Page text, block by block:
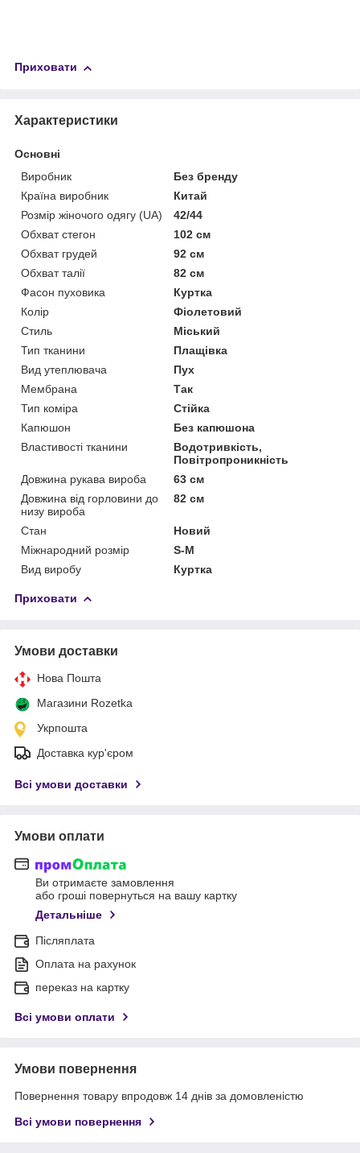
Приховати
Характеристики
Основні
Виробник
Без бренду
Країна виробник
Китай
Розмір жіночого одягу (UA)
42/44
Обхват стегон
102 см
Обхват грудей
92 см
Обхват талії
82 см
Фасон пуховика
Куртка
Колір
Фіолетовий
Стиль
Міський
Тип тканини
Плащівка
Вид утеплювача
Пух
Мембрана
Так
Тип коміра
Стійка
Капюшон
Без капюшона
Властивості тканини
Водотривкість,
Повітропроникність
Довжина рукава вироба
63 см
Довжина від горловини до
низу вироба
82 см
Стан
Новий
Міжнародний розмір
S-M
Вид виробу
Куртка
Приховати
Умови доставки
Нова Пошта
Магазини Rozetka
Укрпошта
Доставка кур'єром
Всі умови доставки
Умови оплати
Ви отримаєте замовлення
або гроші повернуться на вашу картку
Детальніше
Післяплата
Оплата на рахунок
переказ на картку
Всі умови оплати
Умови повернення
Повернення товару впродовж 14 днів за домовленістю
Всі умови повернення